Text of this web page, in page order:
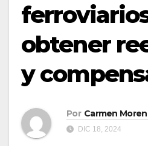
obtener
y
Por Carmen
DIC 18, 2024